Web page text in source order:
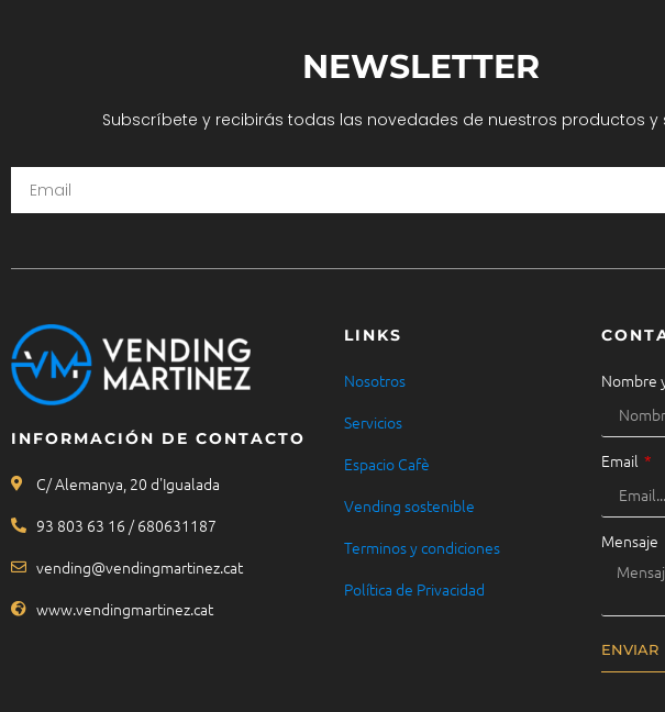
NEWSLETTER
Subscríbete y recibirás todas las novedades de nuestros productos y
INFORMACIÓN DE CONTACTO
C/ Alemanya, 20 d'Igualada
93 803 63 16 / 680631187
vending@vendingmartinez.cat
www.vendingmartinez.cat
LINKS
Nosotros
Servicios
Espacio Cafè
Vending sostenible
Terminos y condiciones
Política de Privacidad
Nombre
Email
Mensaje
ENVIAR